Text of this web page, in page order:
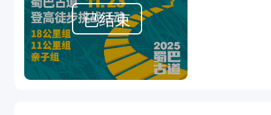
已结束